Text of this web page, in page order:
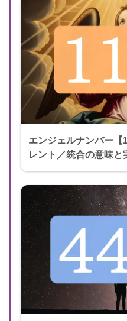
エンジェルナンバー【
レント／統合の意味と